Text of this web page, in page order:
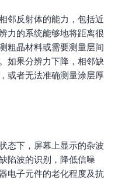
邻反射体的能力，包括近
力的系统能够地将距离很
粗晶材料或需要测量层间
如果分辨力下降，相邻缺
或者无法准确测量涂层厚
态下，屏幕上显示的杂波
陷波的识别，降低信噪
电子元件的老化程度及抗